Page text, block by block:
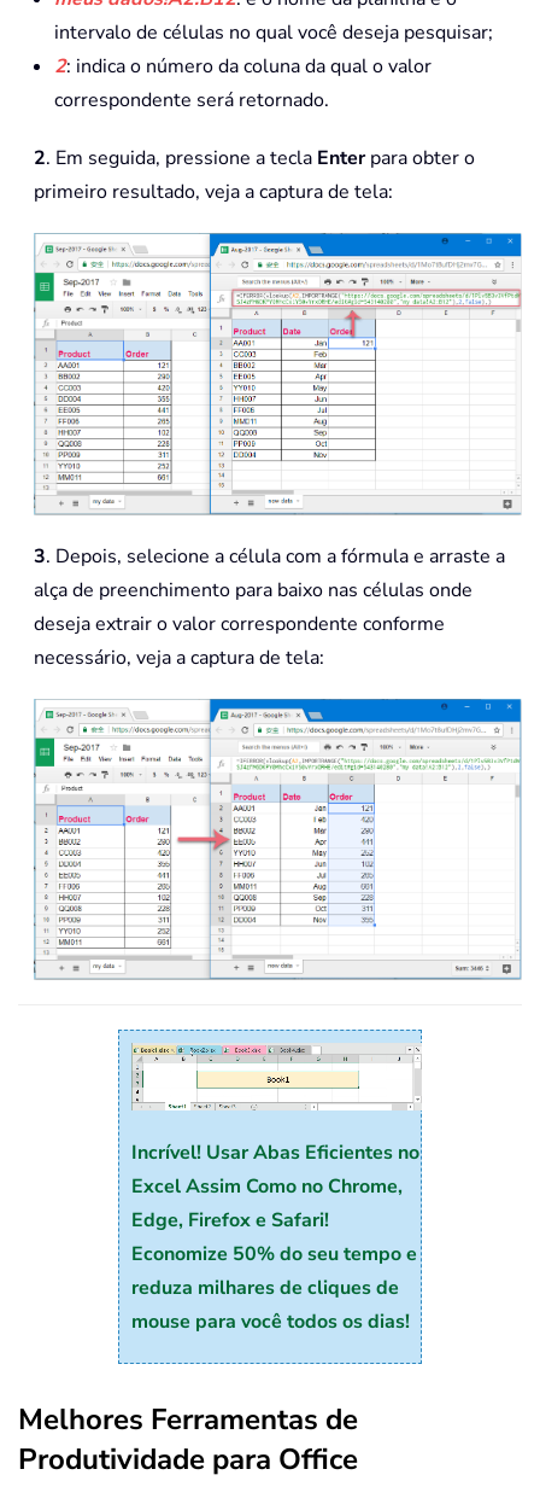
intervalo de células no qual você deseja pesquisar;
2: indica o número da coluna da qual o valor
correspondente será retornado.
2. Em seguida, pressione a tecla Enterpara obter o
primeiro resultado, veja a captura de tela:
3. Depois, selecione a célula com a fórmula e arraste a
alça de preenchimento para baixo nas células onde
deseja extrair o valor correspondente conforme
necessário, veja a captura de tela:
Incrível! Usar Abas Eficientes no
Excel Assim Como no Chrome,
Edge, Firefox e Safari!
Economize 50% do seu tempo e
reduza milhares de cliques de
mouse para você todos os dias!
Melhores Ferramentas de
Produtividade para Office